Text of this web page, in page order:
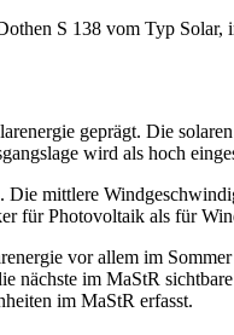
S 138 vom Typ
geprägt. Die
wird als hoch
mittlere
für Photovoltaik als für
vor allem im
nächste im MaStR
im MaStR erfasst.